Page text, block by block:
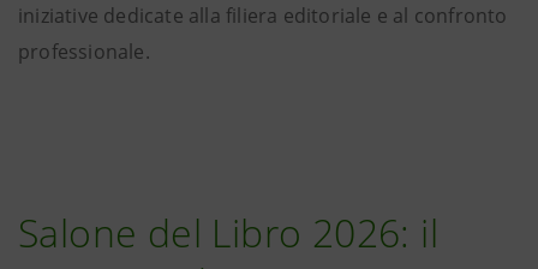
iniziative dedicate alla filiera editoriale e al confronto
professionale.
Salone del Libro 2026: il